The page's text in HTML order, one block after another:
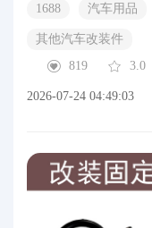
1688 汽车用品
其他汽车改装件
819
3.0
2026-07-24 04:49:03